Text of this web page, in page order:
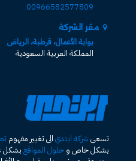
00966582577809
مقر الشركة
بوابة الأعمال، قرطبة، الرياض
المملكة العربية السعودية
تسعى شركة ابتدي الى تغيير مفهوم
بشكل خاص و حلول المواقع بشكل